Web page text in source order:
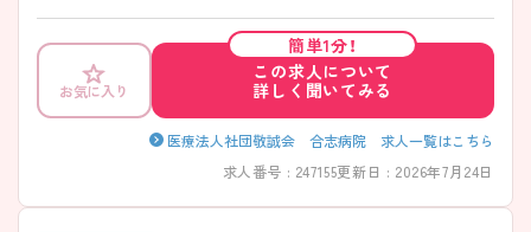
せて6連休をとられている方もおられます！尼崎市に位置しており、大阪
市内からも非常にアクセスしやすい立地条件です。外観・内装の綺麗さ
も人気のポイントです。
お気に入り
簡単1分！
この求人について
詳しく聞いてみる
医療法人社団敬誠会 合志病院 求人一覧はこちら
求人番号 : 247155更新日 : 2026年7月24日